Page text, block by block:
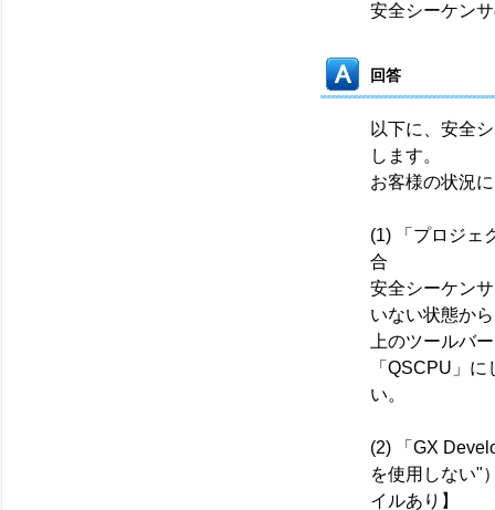
安全シーケン
回答
以下に、安全
します。
お客様の状況
(1) 「プロジェ
合
安全シーケン
いない状態か
上のツールバ
「QSCPU」
い。
(2) 「GX
を使用しない"
イルあり】